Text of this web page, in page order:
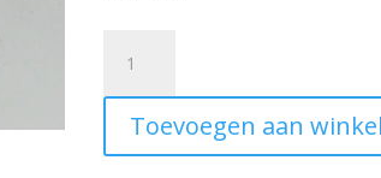
tube
for
rear
brake
Toevoegen aan